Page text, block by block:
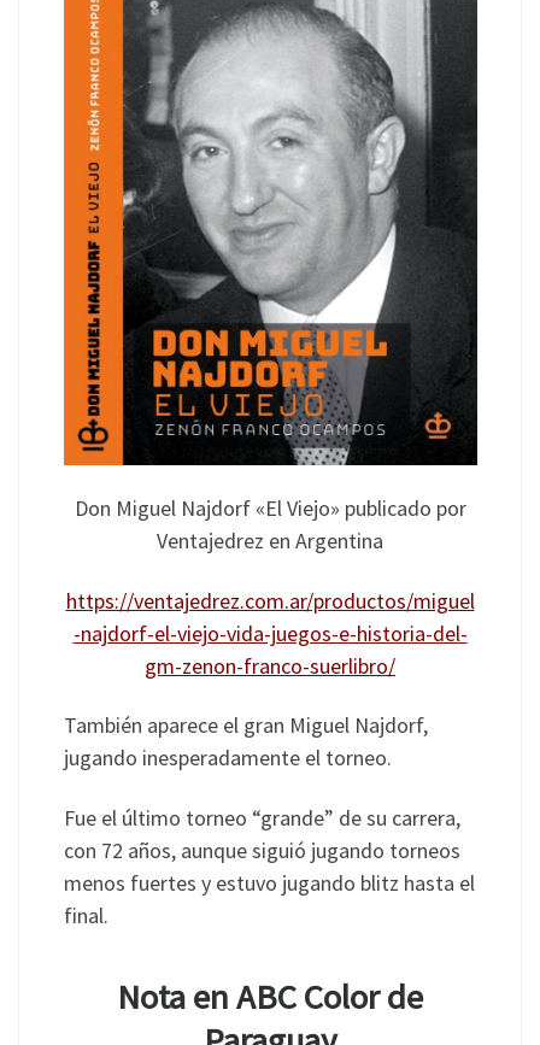
Don Miguel Najdorf «El Viejo» publicado por
Ventajedrez en Argentina
https://ventajedrez.com.ar/productos/miguel
-najdorf-el-viejo-vida-juegos-e-historia-del-
gm-zenon-franco-suerlibro/
También aparece el gran Miguel Najdorf,
jugando inesperadamente el torneo.
Fue el último torneo “grande” de su carrera,
con 72 años, aunque siguió jugando torneos
menos fuertes y estuvo jugando blitz hasta el
final.
Nota en ABC Color de